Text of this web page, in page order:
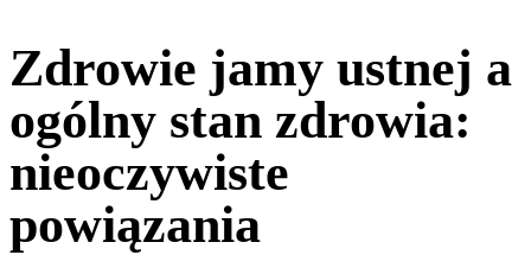
Zdrowie jamy ustnej a
ogólny stan zdrowia:
nieoczywiste
powiązania